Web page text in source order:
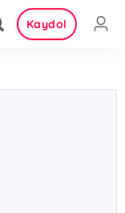
Kaydol